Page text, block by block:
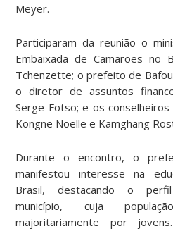
Meyer.
Participaram da reunião o
Embaixada de Camarões no
Tchenzette; o prefeito de
o diretor de assuntos
Serge Fotso; e os conselheiros
Kongne Noelle e Kamghang
Durante o encontro, o
manifestou interesse na
Brasil, destacando o
município, cuja
majoritariamente por